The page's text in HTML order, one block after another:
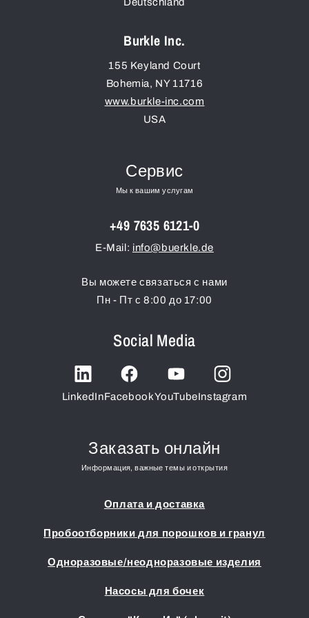
Burkle Inc.
155 Keyland Court
Bohemia, NY 11716
www.burkle-inc.com
USA
Сервис
Мы к вашим услугам
+49 7635 6121-0
E-Mail: info@buerkle.de
Вы можете связаться с нами
Пн - Пт с 8:00 до 17:00
Social Media
LinkedInFacebookYouTubeInstagram
Заказать онлайн
Информация, важные темы и открытия
Оплата и доставка
Пробоотборники для порошков и гранул
Одноразовые/неодноразовые изделия
Насосы для бочек